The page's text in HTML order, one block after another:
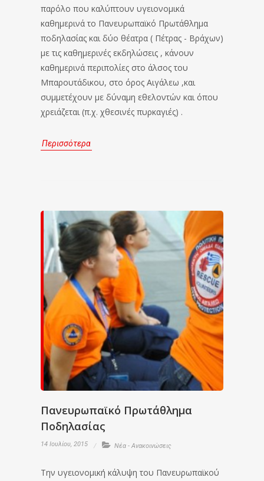
παρόλο που καλύπτουν υγειονομικά
καθημερινά το Πανευρωπαϊκό Πρωτάθλημα
ποδηλασίας και δύο θέατρα ( Πέτρας - Βράχων)
με τις καθημερινές εκδηλώσεις , κάνουν
καθημερινά περιπολίες στο άλσος του
Μπαρουτάδικου, στο όρος Αιγάλεω ,και
συμμετέχουν με δύναμη εθελοντών και όπου
χρειάζεται (π.χ. χθεσινές πυρκαγιές) .
Περισσότερα
Πανευρωπαϊκό Πρωτάθλημα
Ποδηλασίας
14 Ιουλίου, 2015 Νέα - Ανακοινώσεις
Την υγειονομική κάλυψη του Πανευρωπαϊκού